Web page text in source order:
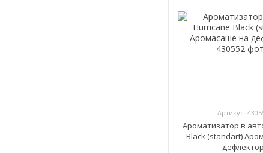
Артикул:
Ароматизатор в
Black (standart)
дефлектор